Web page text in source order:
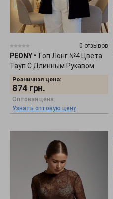
0 отзывов
PEONY • Tоп Лонг №4 Цвета
Тауп С Длинным Рукавом
0511251
Розничная цена:
874 грн.
Оптовая цена:
Узнать оптовую цену